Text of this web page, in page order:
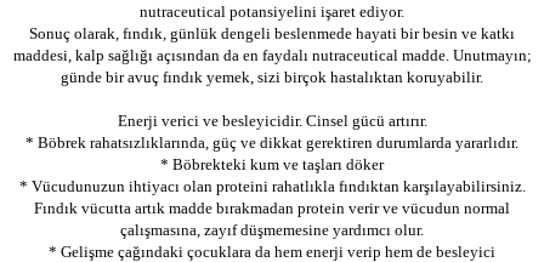
nutraceutical potansiyelini işaret ediyor.
Sonuç olarak, fındık, günlük dengeli beslenmede hayati bir besin ve katkı
maddesi, kalp sağlığı açısından da en faydalı nutraceutical madde. Unutmayın;
günde bir avuç fındık yemek, sizi birçok hastalıktan koruyabilir.
Enerji verici ve besleyicidir. Cinsel gücü artırır.
* Böbrek rahatsızlıklarında, güç ve dikkat gerektiren durumlarda yararlıdır.
* Böbrekteki kum ve taşları döker
* Vücudunuzun ihtiyacı olan proteini rahatlıkla fındıktan karşılayabilirsiniz.
Fındık vücutta artık madde bırakmadan protein verir ve vücudun normal
çalışmasına, zayıf düşmemesine yardımcı olur.
* Gelişme çağındaki çocuklara da hem enerji verip hem de besleyici